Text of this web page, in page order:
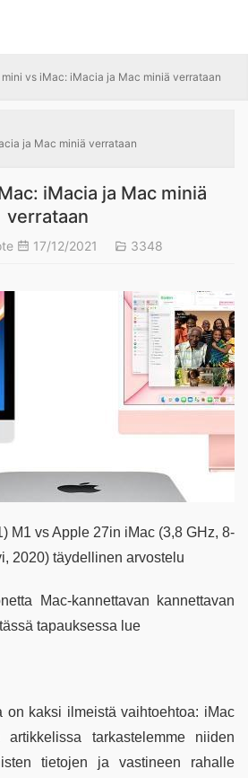
vs iMac: iMacia ja Mac miniä verrataan
ja Mac miniä verrataan
iMacia ja Mac miniä
verrataan
17/12/2021 3348
M1 vs Apple 27in iMac (3,8 GHz, 8-
2020) täydellinen arvostelu
Mac-kannettavan kannettavan
tapauksessa lue
on kaksi ilmeistä vaihtoehtoa: iMac
tarkastelemme niiden
tietojen ja vastineen rahalle